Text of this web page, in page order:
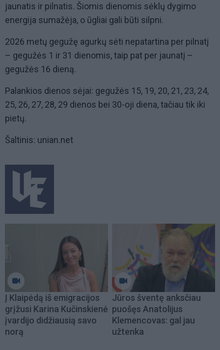
jaunatis ir pilnatis. Šiomis dienomis sėklų dygimo
energija sumažėja, o ūgliai gali būti silpni.
2026 metų gegužę agurkų sėti nepatartina per pilnatį
– gegužės 1 ir 31 dienomis, taip pat per jaunatį –
gegužės 16 dieną.
Palankios dienos sėjai: gegužės 15, 19, 20, 21, 23, 24,
25, 26, 27, 28, 29 dienos bei 30-oji diena, tačiau tik iki
pietų.
Šaltinis: unian.net
Į Klaipėdą iš emigracijos
grįžusi Karina Kučinskienė
įvardijo didžiausią savo
norą
Jūros šventę anksčiau
puošęs Anatolijus
Klemencovas: gal jau
užtenka